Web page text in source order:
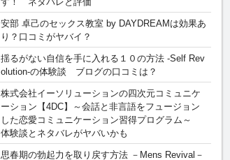
安部 卓己のセックス教室 by DAYDREAMは効果あ
り？口コミがヤバイ？
揺るがない自信を手に入れる１０の方法 -Self Rev
olution-の体験談 ブログの口コミは？
株式会社イーソリューションの四次元コミュニケ
ーション【4DC】～会話と非言語をフュージョン
した恋愛コミュニケーション習得プログラム～
体験談とネタバレがヤバいかも
思春期の勃起力を取り戻す方法 －Mens Revival－